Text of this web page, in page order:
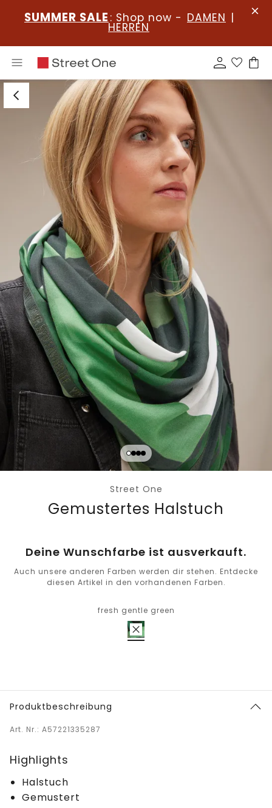
SUMMER SALE : Shop now - DAMEN |
HERREN
Street One
Gemustertes Halstuch
Deine Wunschfarbe ist ausverkauft.
Auch unsere anderen Farben werden dir stehen. Entdecke
diesen Artikel in den vorhandenen Farben.
fresh gentle green
Produktbeschreibung
Art. Nr.: A57221335287
Highlights
Halstuch
Gemustert